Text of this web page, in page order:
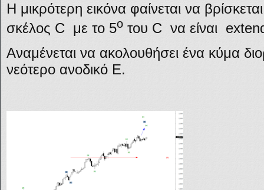
Η μικρότερη εικόνα φαίνεται να
σκέλος C με το 5ο του C να είναι
Αναμένεται να ακολουθήσει ένα κύμα
νεότερο ανοδικό E.